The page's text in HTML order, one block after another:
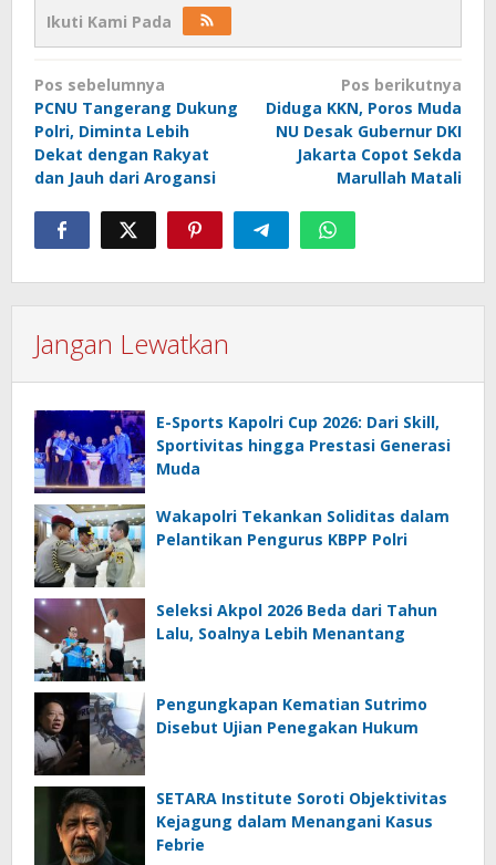
Ikuti Kami Pada
Navigasi
pos
Pos sebelumnya
PCNU Tangerang Dukung
Polri, Diminta Lebih
Dekat dengan Rakyat
dan Jauh dari Arogansi
Pos berikutnya
Diduga KKN, Poros Muda
NU Desak Gubernur DKI
Jakarta Copot Sekda
Marullah Matali
Jangan Lewatkan
E-Sports Kapolri Cup 2026: Dari Skill,
Sportivitas hingga Prestasi Generasi
Muda
Wakapolri Tekankan Soliditas dalam
Pelantikan Pengurus KBPP Polri
Seleksi Akpol 2026 Beda dari Tahun
Lalu, Soalnya Lebih Menantang
Pengungkapan Kematian Sutrimo
Disebut Ujian Penegakan Hukum
SETARA Institute Soroti Objektivitas
Kejagung dalam Menangani Kasus
Febrie